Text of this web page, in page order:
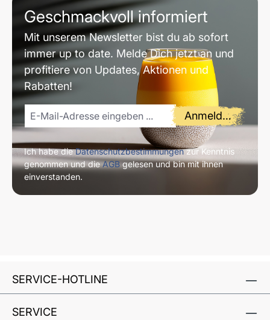
Geschmackvoll informiert
Mit unserem Newsletter bist du ab sofort
immer up to date. Melde Dich jetzt an und
profitiere von Updates, Aktionen und
Rabatten!
Anmelden
Ich habe dieDatenschutzbestimmungenzur Kenntnis
genommen und dieAGBgelesen und bin mit ihnen
einverstanden.
SERVICE-HOTLINE
SERVICE